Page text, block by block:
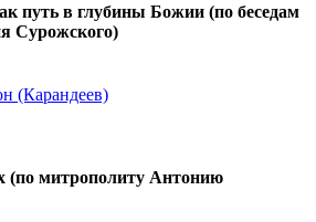
путь в глубины Божии (по беседам
Сурожского)
(Карандеев)
(по митрополиту Антонию